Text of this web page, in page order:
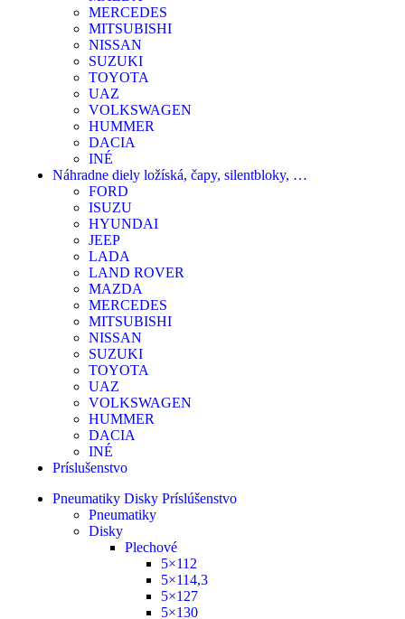
MERCEDES
MITSUBISHI
NISSAN
SUZUKI
TOYOTA
UAZ
VOLKSWAGEN
HUMMER
DACIA
INÉ
Náhradne diely ložíská, čapy, silentbloky, …
FORD
ISUZU
HYUNDAI
JEEP
LADA
LAND ROVER
MAZDA
MERCEDES
MITSUBISHI
NISSAN
SUZUKI
TOYOTA
UAZ
VOLKSWAGEN
HUMMER
DACIA
INÉ
Príslušenstvo
Pneumatiky Disky Príslúšenstvo
Pneumatiky
Disky
Plechové
5×112
5×114,3
5×127
5×130